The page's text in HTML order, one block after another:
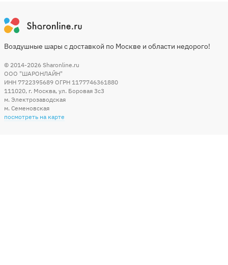
Воздушные шары с доставкой по Москве и области недорого!
© 2014-2026 Sharonline.ru
ООО "ШАРОНЛАЙН"
ИНН 7722395689 ОГРН 1177746361880
111020, г. Москва, ул. Боровая 3c3
м. Электрозаводская
м. Семеновская
посмотреть на карте